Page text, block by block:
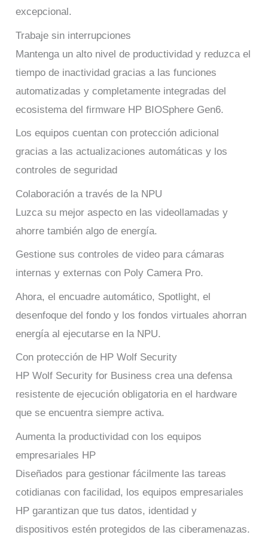
excepcional.
Trabaje sin interrupciones
Mantenga un alto nivel de productividad y reduzca el
tiempo de inactividad gracias a las funciones
automatizadas y completamente integradas del
ecosistema del firmware HP BIOSphere Gen6.
Los equipos cuentan con protección adicional
gracias a las actualizaciones automáticas y los
controles de seguridad
Colaboración a través de la NPU
Luzca su mejor aspecto en las videollamadas y
ahorre también algo de energía.
Gestione sus controles de video para cámaras
internas y externas con Poly Camera Pro.
Ahora, el encuadre automático, Spotlight, el
desenfoque del fondo y los fondos virtuales ahorran
energía al ejecutarse en la NPU.
Con protección de HP Wolf Security
HP Wolf Security for Business crea una defensa
resistente de ejecución obligatoria en el hardware
que se encuentra siempre activa.
Aumenta la productividad con los equipos
empresariales HP
Diseñados para gestionar fácilmente las tareas
cotidianas con facilidad, los equipos empresariales
HP garantizan que tus datos, identidad y
dispositivos estén protegidos de las ciberamenazas.